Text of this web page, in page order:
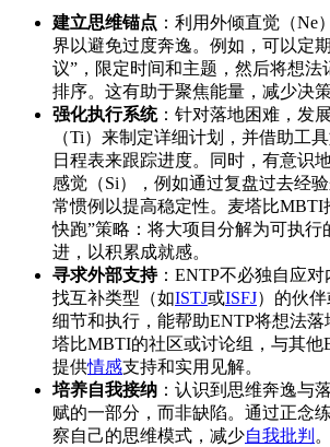
建立思维锚点 ：利用外倾直觉（Ne
界以避免过度奔逸。例如，可以定
议”，限定时间和主题，然后将想法
排序。这有助于聚焦能量，减少决策
强化执行系统：针对落地困难，发
（Ti）来制定详细计划，并借助工
日程表来跟踪进度。同时，有意识
感觉（Si），例如通过复盘过去经
常惯例以提高稳定性。麦塔比MBTI
快跑”策略：将大项目分解为可执行
进，以积累成就感。
寻求外部支持：ENTP不必独自应
找互补类型（如ISTJ或ISFJ）的伙
细节和执行，能帮助ENTP将想法
塔比MBTI的社区或讨论组，与其他
提供情感支持和实用见解。
培养自我接纳 ：认识到思维奔逸与
赋的一部分，而非缺陷。通过正念
察自己的思维模式，减少自我批判